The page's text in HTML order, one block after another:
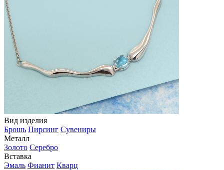
Вид изделия
Брошь Пирсинг Сувениры
Металл
Золото Серебро
Вставка
Эмаль Фианит Кварц